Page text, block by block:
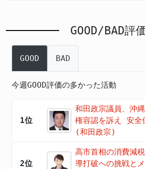
GOOD/BAD評
GOOD BAD
今週GOOD評価の多かった活動
1位
和田政宗議員、沖
権容認を訴え 安全
(和田政宗)
2位
高市首相の消費減
導打破への挑戦と